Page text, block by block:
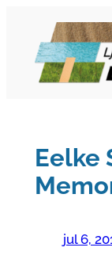
inhoud
Eelke
jul 6,